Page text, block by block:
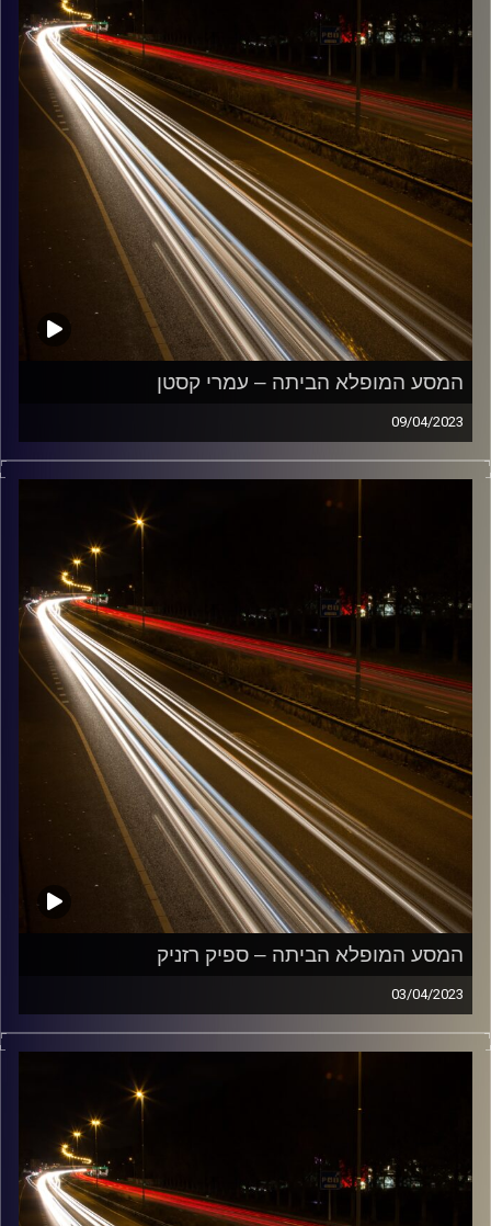
המסע המופלא הביתה – עמרי קסטן
09/04/2023
מוזיקה שתלווה אותנו אחרי יום עבודה ארוך ותחזיר אותנו
הביתה בשלום עם עמרי קסטן.
קרדיט תמונות:
המסע המופלא הביתה – ספיק רזניק
03/04/2023
מוזיקה שתלווה אותנו אחרי יום עבודה ארוך ותחזיר אותנו
הביתה בשלום עם ספיר רזניק
קרדיט תמונות: